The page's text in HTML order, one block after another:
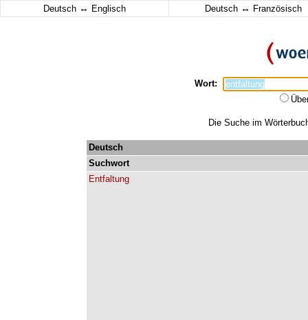
Deutsch ↔ Englisch Deutsch ↔ Französisch
Wort:
Die Suche im
Deutsch
Suchwort
Entfaltung